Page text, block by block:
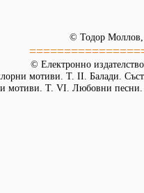
© Тодор Моллов,
© Електронно
мотиви. Т. ІІ. Балади.
мотиви. Т. VІ. Любовни